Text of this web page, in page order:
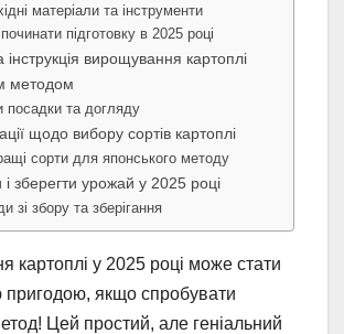
матеріали та інструменти
підготовку в 2025 році
інструкція вирощування картоплі
методом
посадки та догляду
щодо вибору сортів картоплі
сорти для японського методу
і зберегти урожай у 2025 році
зі збору та зберігання
картоплі у 2025 році може стати
якщо спробувати
Цей простий, але геніальний